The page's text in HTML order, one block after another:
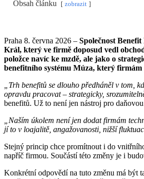
Obsah článku zobrazit
Praha 8. června 2026 – Společnost
Král, který ve firmě doposud vedl
položce navíc ke mzdě, ale jako o
benefitního systému Múza, který
„Trh benefitů se dlouho předháněl v tom,
opravdu pracovat – strategicky,
benefitů. Už to není jen nástroj pro
„Naším úkolem není jen dodat firmám
jí to v loajalitě, angažovanosti, nižší
Stejný princip chce promítnout i do
napříč firmou. Součástí této změny je i
Konkrétní odpovědí na tuto změnu má být